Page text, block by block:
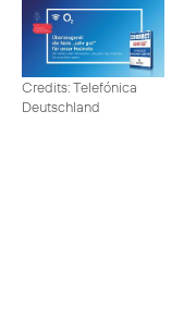
Credits: Telefónica
Deutschland